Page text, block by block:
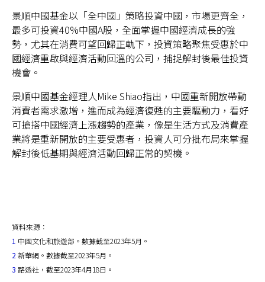
景順中國基金以「全中國」策略投資中國，市場更齊全，
最多可投資40%中國A股，全面掌握中國經濟成長的強
勢，尤其在消費可望回歸正軌下，投資策略聚焦受惠於中
國經濟重啟與經濟活動回溫的公司，捕捉解封後最佳投資
機會。
景順中國基金經理人Mike Shiao指出，中國重新開放帶動
消費者需求激增，進而成為經濟復甦的主要驅動力，看好
可搶搭中國經濟上漲趨勢的產業，像是生活方式及消費產
業將是重新開放的主要受惠者，投資人可分批布局來掌握
解封後低基期與經濟活動回歸正常的契機。
資料來源：
1 中國文化和旅遊部。數據截至2023年5月。
2 新華網。數據截至2023年5月。
3 路透社，截至2023年4月18日。